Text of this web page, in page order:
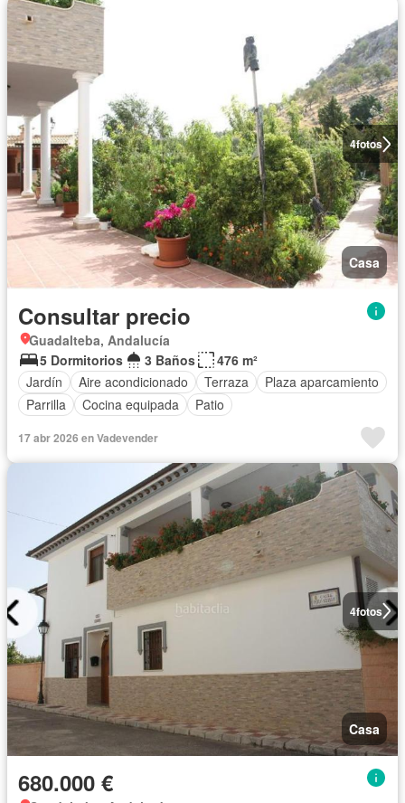
4fotos
Casa
Consultar precio
Guadalteba, Andalucía
5 Dormitorios
3 Baños
476 m²
Jardín
Aire acondicionado Terraza
Plaza aparcamiento
Parrilla
Cocina equipada Patio
17 abr 2026 en Vadevender
4fotos
Casa
680.000 €